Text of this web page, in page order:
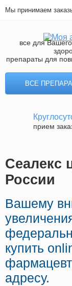
Мы принимаем
все для
препараты для
ВСЕ
прием
Сеалекс
России
Вашему
купить
адресу.